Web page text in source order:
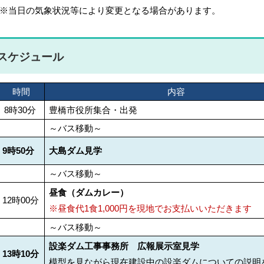
日の気象状況等により変更となる場合があります。
ケジュール
時間
内容
8時30分
豊橋市役所集合・出発
～バス移動～
9時50分 大島ダム見学
～バス移動～
12時00分
昼食（ダムカレー）
※昼食代1食1,000円を現地でお支払いいただきます
～バス移動～
13時10分
設楽ダム工事事務所 広報展示室見学